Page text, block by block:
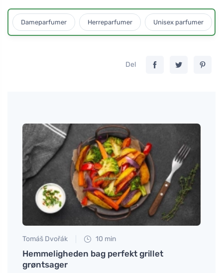
Dameparfumer Herreparfumer Unisex parfumer
Del
Tomáš Dvořák 10 min
Hemmeligheden bag perfekt grillet
grøntsager